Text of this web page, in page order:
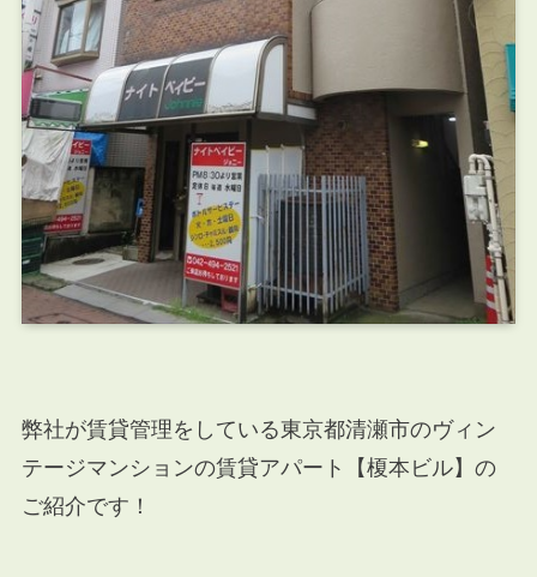
弊社が賃貸管理をしている東京都清瀬市のヴィン
テージマンションの賃貸アパート【榎本ビル】の
ご紹介です！